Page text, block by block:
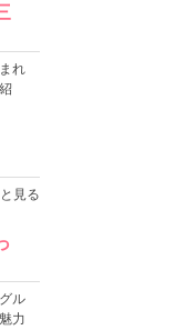
れ
見る
ル
力